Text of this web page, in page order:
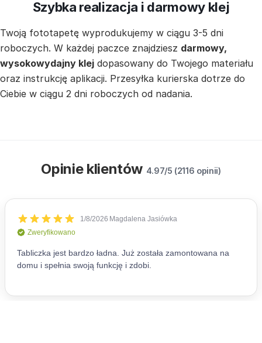
Szybka realizacja i darmowy klej
Twoją fototapetę wyprodukujemy w ciągu 3-5 dni
roboczych. W każdej paczce znajdziesz darmowy,
wysokowydajny klej dopasowany do Twojego materiału
oraz instrukcję aplikacji. Przesyłka kurierska dotrze do
Ciebie w ciągu 2 dni roboczych od nadania.
Opinie klientów 4.97/5 (2116 opinii)